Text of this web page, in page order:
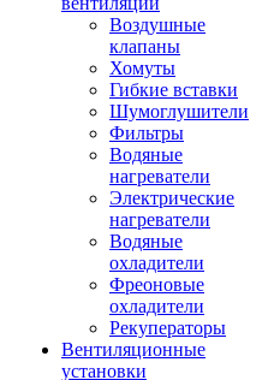
Воздушные
клапаны
Хомуты
Гибкие вставки
Шумоглушители
Фильтры
Водяные
нагреватели
Электрические
нагреватели
Водяные
охладители
Фреоновые
охладители
Рекуператоры
Вентиляционные
установки